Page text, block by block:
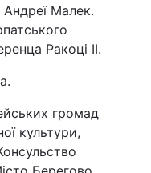
Андреї Малек.
Ракоці II.
громад
культури,